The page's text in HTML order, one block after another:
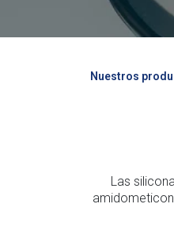
Nuestros
Las